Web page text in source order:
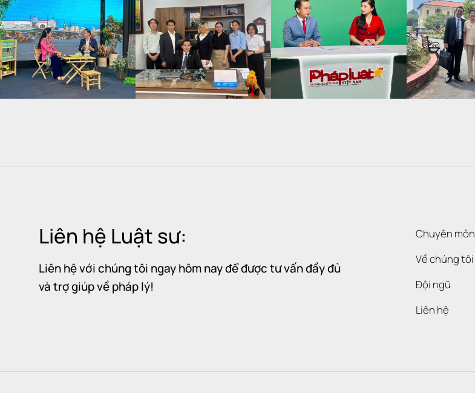
Liên hệ Luật sư:
Liên hệ với chúng tôi ngay hôm nay để được tư vấn đầy đủ
và trợ giúp về pháp lý!
Chuyên môn
Về chúng tôi
Đội ngũ
Liên hệ